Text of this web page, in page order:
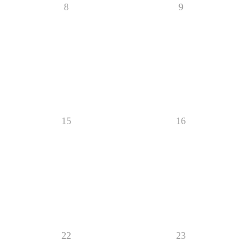
8 9
15 16
22 23